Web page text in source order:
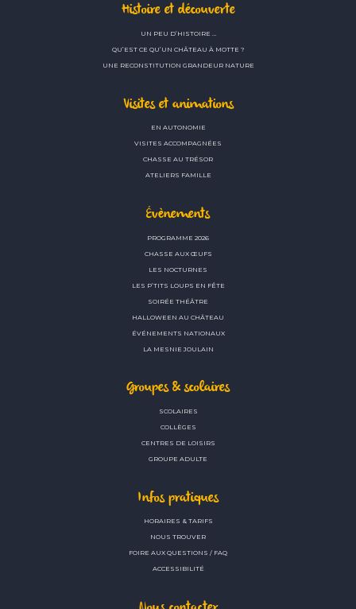
Histoire et découverte
UN PEU D’HISTOIRE …
QU’EST CE QU’UN CHÂTEAU À MOTTE ?
UNE RECONSTITUTION GRANDEUR NATURE
Visites et animations
EN AUTONOMIE
VISITES ACCOMPAGNÉES
CHASSE AU TRÉSOR
ATELIERS FAMILLE
Évènements
PROGRAMME 2026
CHASSE AUX ŒUFS
LES NOCTURNES
LES P’TITS LOUPS EN FÊTE
SOIRÉE THÉÂTRE
HALLOWEEN AU CHÂTEAU
ÉVÉNEMENTS NATIONAUX
LA MESNIE JOULAIN
Groupes & scolaires
SCOLAIRES
COLLÈGES
CENTRES DE LOISIRS
GROUPE ADULTE
Infos pratiques
HORAIRES & TARIFS
NOUS TROUVER
FOIRE AUX QUESTIONS / FAQ
ACCESSIBILITÉ